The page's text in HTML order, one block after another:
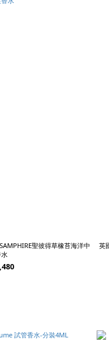
聖彼得草橡苔海洋中
英